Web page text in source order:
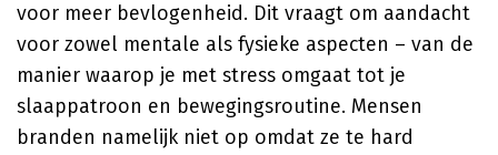
voor meer bevlogenheid. Dit vraagt om aandacht
voor zowel mentale als fysieke aspecten – van de
manier waarop je met stress omgaat tot je
slaappatroon en bewegingsroutine. Mensen
branden namelijk niet op omdat ze te hard